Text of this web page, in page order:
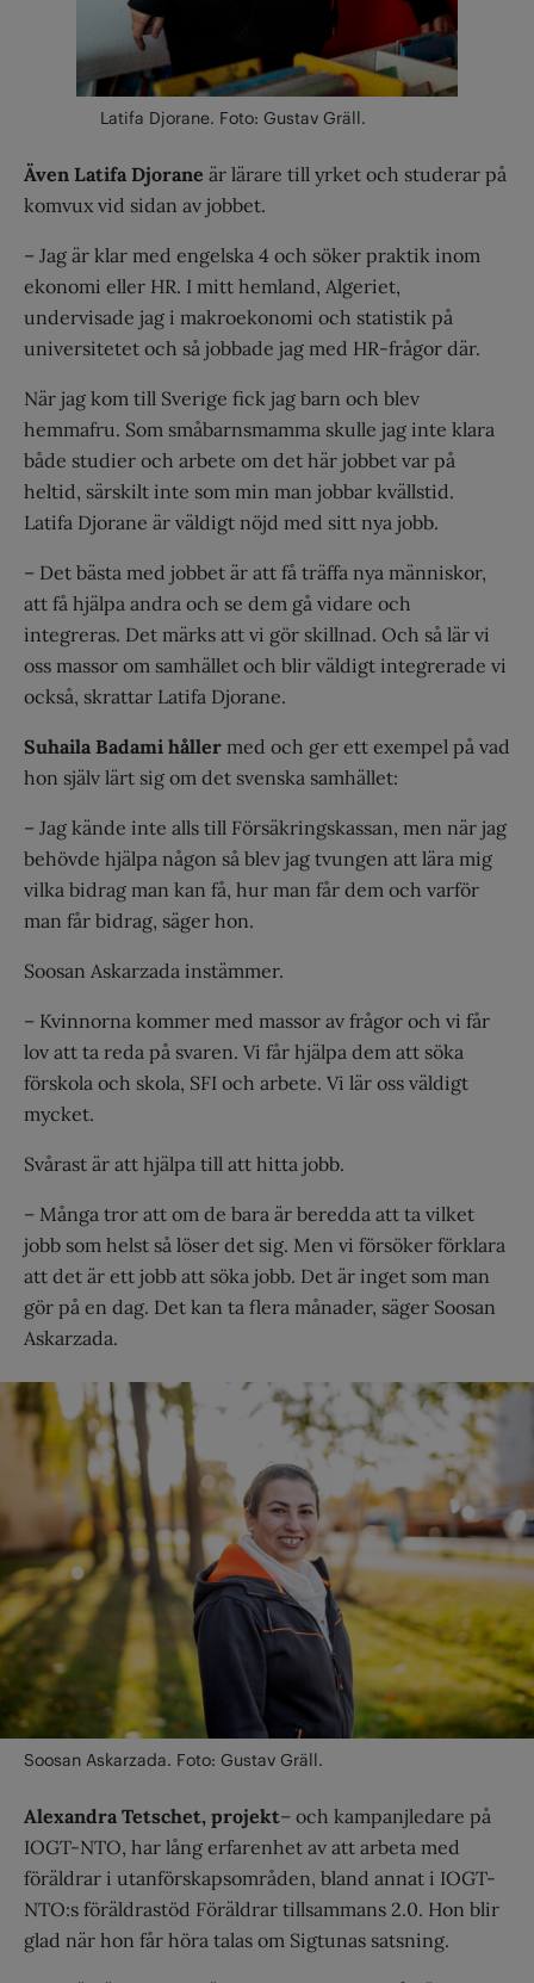
Latifa Djorane. Foto: Gustav Gräll.
Även Latifa Djorane är lärare till yrket och studerar på
komvux vid sidan av jobbet.
– Jag är klar med engelska 4 och söker praktik inom
ekonomi eller HR. I mitt hemland, Algeriet,
undervisade jag i makroekonomi och statistik på
universitetet och så jobbade jag med HR-frågor där.
När jag kom till Sverige fick jag barn och blev
hemmafru. Som småbarnsmamma skulle jag inte klara
både studier och arbete om det här jobbet var på
heltid, särskilt inte som min man jobbar kvällstid.
Latifa Djorane är väldigt nöjd med sitt nya jobb.
– Det bästa med jobbet är att få träffa nya människor,
att få hjälpa andra och se dem gå vidare och
integreras. Det märks att vi gör skillnad. Och så lär vi
oss massor om samhället och blir väldigt integrerade vi
också, skrattar Latifa Djorane.
Suhaila Badami håller med och ger ett exempel på vad
hon själv lärt sig om det svenska samhället:
– Jag kände inte alls till Försäkringskassan, men när jag
behövde hjälpa någon så blev jag tvungen att lära mig
vilka bidrag man kan få, hur man får dem och varför
man får bidrag, säger hon.
Soosan Askarzada instämmer.
– Kvinnorna kommer med massor av frågor och vi får
lov att ta reda på svaren. Vi får hjälpa dem att söka
förskola och skola, SFI och arbete. Vi lär oss väldigt
mycket.
Svårast är att hjälpa till att hitta jobb.
– Många tror att om de bara är beredda att ta vilket
jobb som helst så löser det sig. Men vi försöker förklara
att det är ett jobb att söka jobb. Det är inget som man
gör på en dag. Det kan ta flera månader, säger Soosan
Askarzada.
Soosan Askarzada. Foto: Gustav Gräll.
Alexandra Tetschet, projekt– och kampanjledare på
IOGT-NTO, har lång erfarenhet av att arbeta med
föräldrar i utanförskapsområden, bland annat i IOGT-
NTO:s föräldrastöd Föräldrar tillsammans 2.0. Hon blir
glad när hon får höra talas om Sigtunas satsning.